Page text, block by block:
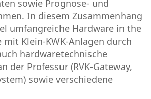
sowie Prognose- und
In diesem Zusammenhang
umfangreiche Hardware in the
mit Klein-KWK-Anlagen durch
hardwaretechnische
der Professur (RVK-Gateway,
sowie verschiedene